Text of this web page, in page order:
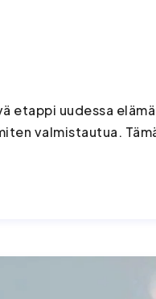
uudessa
valmistautua.